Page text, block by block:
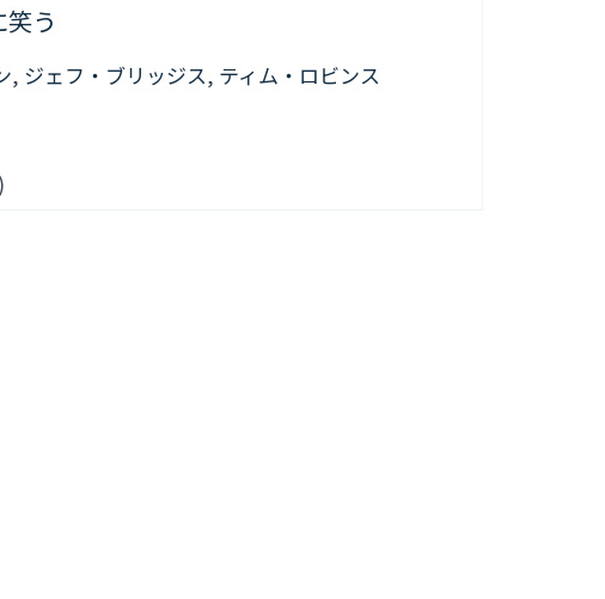
う
, ジェフ・ブリッジス, ティム・ロビンス